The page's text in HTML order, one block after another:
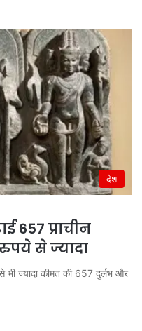
देश
657 प्राचीन
से ज्यादा
भी ज्यादा कीमत की 657 दुर्लभ और